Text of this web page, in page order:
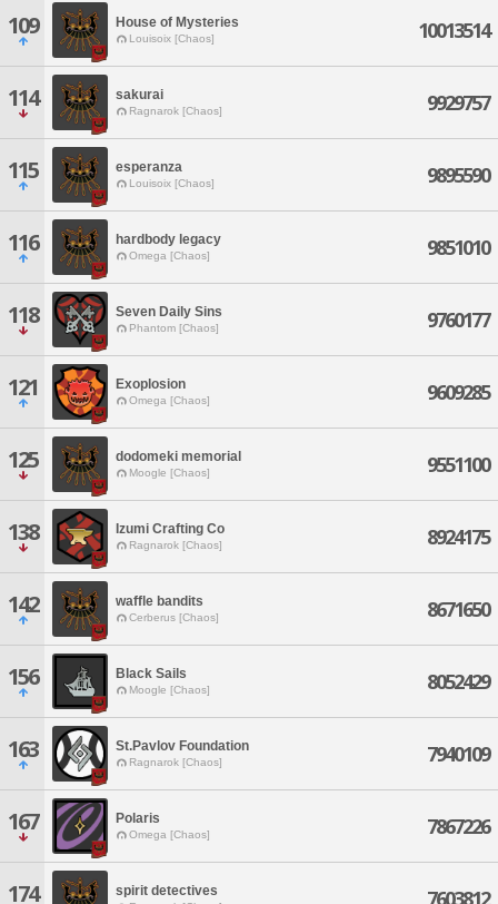
109 House of Mysteries
Louisoix [Chaos] 10013514
114 sakurai
Ragnarok [Chaos] 9929757
115 esperanza
Louisoix [Chaos] 9895590
116 hardbody legacy
Omega [Chaos] 9851010
118 Seven Daily Sins
Phantom [Chaos] 9760177
121 Exoplosion
Omega [Chaos] 9609285
125 dodomeki memorial
Moogle [Chaos] 9551100
138 Izumi Crafting Co
Ragnarok [Chaos] 8924175
142 waffle bandits
Cerberus [Chaos] 8671650
156 Black Sails
Moogle [Chaos] 8052429
163 St.Pavlov Foundation
Ragnarok [Chaos] 7940109
167 Polaris
Omega [Chaos] 7867226
174 spirit detectives 7603812